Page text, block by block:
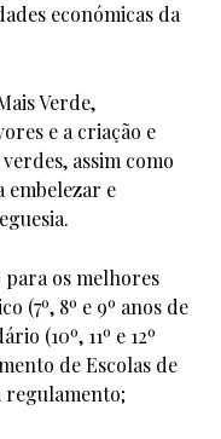
económicas da
Verde,
e a criação e
assim como
e
para os melhores
(7º, 8º e 9º anos de
(10º, 11º e 12º
de Escolas de
regulamento;